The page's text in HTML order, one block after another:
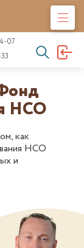
07
НСО
как
НСО
и